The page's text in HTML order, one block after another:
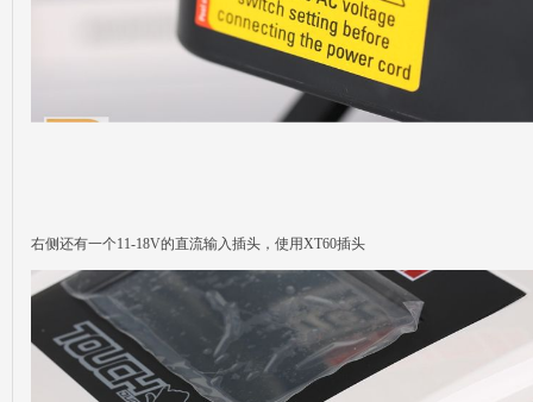
右侧还有一个11-18V的直流输入插头，使用XT60插头